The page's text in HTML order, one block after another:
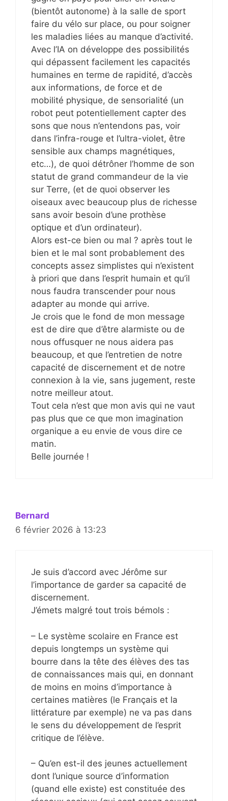
(bientôt autonome) à la salle de sport
faire du vélo sur place, ou pour soigner
les maladies liées au manque d’activité.
Avec l’IA on développe des possibilités
qui dépassent facilement les capacités
humaines en terme de rapidité, d’accès
aux informations, de force et de
mobilité physique, de sensorialité (un
robot peut potentiellement capter des
sons que nous n’entendons pas, voir
dans l’infra-rouge et l’ultra-violet, être
sensible aux champs magnétiques,
etc…), de quoi détrôner l’homme de son
statut de grand commandeur de la vie
sur Terre, (et de quoi observer les
oiseaux avec beaucoup plus de richesse
sans avoir besoin d’une prothèse
optique et d’un ordinateur).
Alors est-ce bien ou mal ? après tout le
bien et le mal sont probablement des
concepts assez simplistes qui n’existent
à priori que dans l’esprit humain et qu’il
nous faudra transcender pour nous
adapter au monde qui arrive.
Je crois que le fond de mon message
est de dire que d’être alarmiste ou de
nous offusquer ne nous aidera pas
beaucoup, et que l’entretien de notre
capacité de discernement et de notre
connexion à la vie, sans jugement, reste
notre meilleur atout.
Tout cela n’est que mon avis qui ne vaut
pas plus que ce que mon imagination
organique a eu envie de vous dire ce
matin.
Belle journée !
Bernard
6 février 2026 à 13:23
Je suis d’accord avec Jérôme sur
l’importance de garder sa capacité de
discernement.
J’émets malgré tout trois bémols :
– Le système scolaire en France est
depuis longtemps un système qui
bourre dans la tête des élèves des tas
de connaissances mais qui, en donnant
de moins en moins d’importance à
certaines matières (le Français et la
littérature par exemple) ne va pas dans
le sens du développement de l’esprit
critique de l’élève.
– Qu’en est-il des jeunes actuellement
dont l’unique source d’information
(quand elle existe) est constituée des